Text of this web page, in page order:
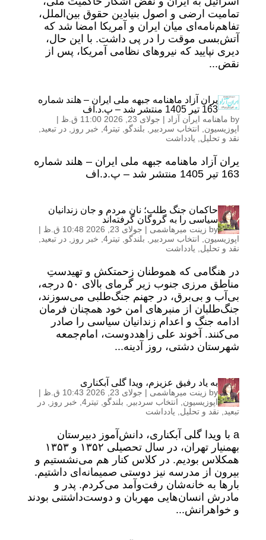
تمامیت ارضی و اصول بنیادین حقوق بین‌الملل،
تفاهم‌نامه‌ای میان ایران و آمریکا امضا شد که
آتش‌بسی موقت را در پی داشت. با این حال،
دیری نپایید که نیروهای نظامی آمریکا، پس از
نقض...
یران آزاد ماهنامه جبهه ملی ایران – هلند شماره
163 تیر 1405 منتشر شد – پ.د.اف
by ماهنامه ایران آزاد | جولای 23, 2026 11:00 ق.ظ
|
اپوزیسیون
انتخاب سردبیر بلندگو تیتر4 , خبر روز در تبعید
نقد و تحلیل
یادداشت
یران آزاد ماهنامه جبهه ملی ایران – هلند شماره
163 تیر 1405 منتشر شد – پ.د.اف
حاکمان جنگ طلب؛ نان مردم و جان زندانیان
سیاسی را به گروگان گرفته‌اند
by زینت میرهاشمی | جولای 23, 2026 10:48 ق.ظ
|
اپوزیسیون
انتخاب سردبیر بلندگو تیتر4 , خبر روز در تبعید
نقد و تحلیل
یادداشت
در هنگامی که هموطنان زحمتکش و تهیدستِ
مناطق مرزی جنوب زیر گرمای بالای ۵۰ درجه،
بی‌آب و بی‌برق، در جهنم جنگ‌طلبی می‌سوزند،
جنگ‌طلبان از منبرهای امن خود همچنان فرمان
ادامه جنگ و اعدام زندانیان سیاسی را صادر
می‌کنند. آخوند علی زاهد‌دوست، امام‌جمعه
شهرستان دشتی، روز آدینه...
به یاد رفیق عزیزم، ویدا گلی آبکناری
by زینت میرهاشمی | جولای 23, 2026 10:43 ق.ظ
|
اپوزیسیون
انتخاب سردبیر بلندگو تیتر4 , خبر روز
در
تبعید
نقد و تحلیل یادداشت
a با ویدا گلی آبکناری، دانش‌آموز دبیرستان
بهمنیار تهران، در سال تحصیلی ۱۳۵۲ و ۱۳۵۳
همکلاس بودیم. در کلاس کنار هم می‌نشستیم و
بیرون از مدرسه نیز دوستی صمیمانه‌ای داشتیم.
بارها به خانه‌شان رفت‌وآمد می‌کردم. پدر و
مادرش انسان‌هایی مهربان و دوست‌داشتنی بودند
و خواهرانش...